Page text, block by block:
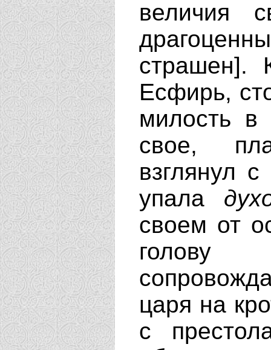
величия
страшен].
Есфирь,
милость в
свое,
взглянул
упала
своем от
голову
царя на
с